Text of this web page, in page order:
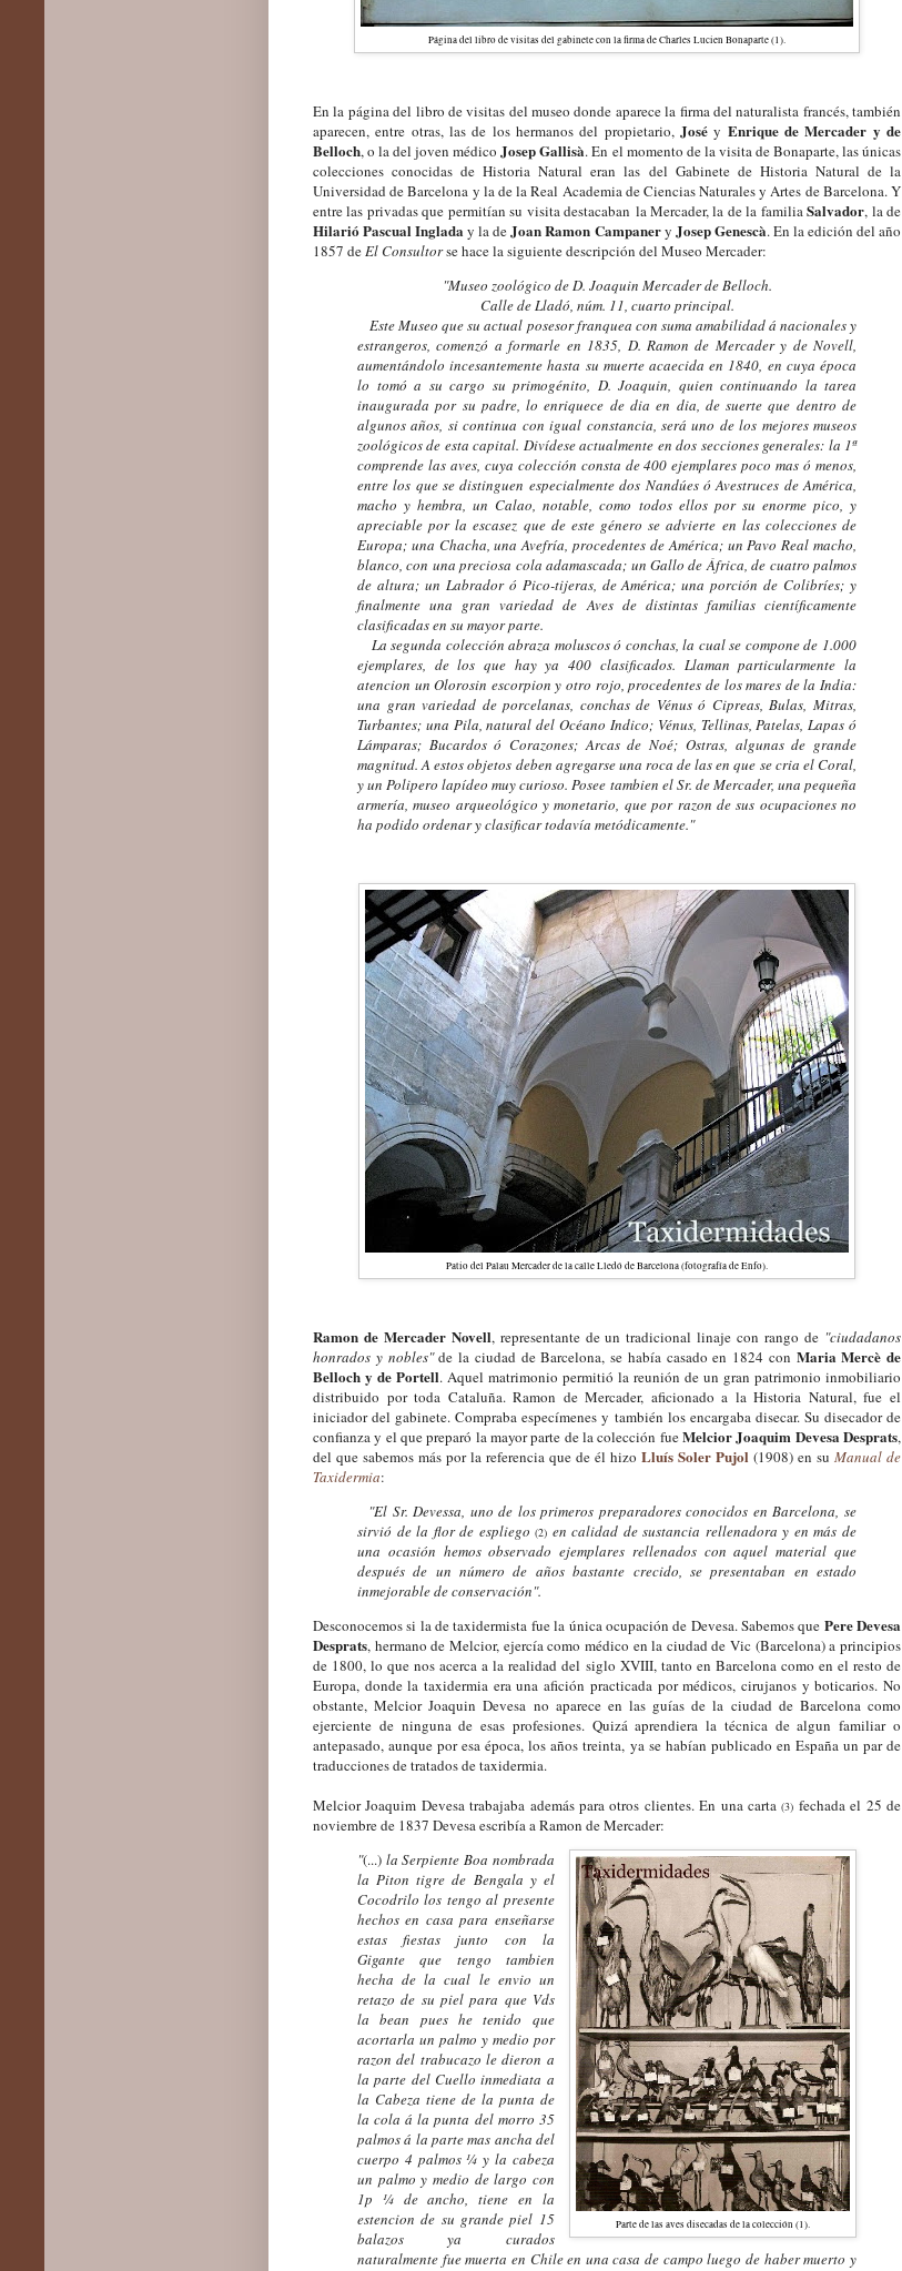
Página del libro de visitas del gabinete con la firma de Charles Lucien Bonaparte (1).
En la página del libro de visitas del museo donde aparece la firma del naturalista francés, también
aparecen, entre otras, las de los hermanos del propietario, José y Enrique de Mercader y de
Belloch, o la del joven médicoJosep Gallisà. En el momento de la visita de Bonaparte, las únicas
colecciones conocidas de Historia Natural eran las del Gabinete de Historia Natural de la
Universidad de Barcelona y la de la Real Academia de Ciencias Naturales y Artes de Barcelona. Y
entre las privadas que permitían su visita destacaban la Mercader, la de la familiaSalvador, la de
Hilarió Pascual Inglada y la deJoan Ramon Campanery Josep Genescà. En la edición del año
1857 de El Consultorse hace la siguiente descripción del Museo Mercader:
"Museo zoológico de D. Joaquin Mercader de Belloch.
Calle de Lladó, núm. 11, cuarto principal.
Este Museo que su actual posesor franquea con suma amabilidad á nacionales y
estrangeros, comenzó a formarle en 1835, D. Ramon de Mercader y de Novell,
aumentándolo incesantemente hasta su muerte acaecida en 1840, en cuya época
lo tomó a su cargo su primogénito, D. Joaquin, quien continuando la tarea
inaugurada por su padre, lo enriquece de dia en dia, de suerte que dentro de
algunos años, si continua con igual constancia, será uno de los mejores museos
zoológicos de esta capital. Divídese actualmente en dos secciones generales: la 1ª
comprende las aves, cuya colección consta de 400 ejemplares poco mas ó menos,
entre los que se distinguen especialmente dos Nandúes ó Avestruces de América,
macho y hembra, un Calao, notable, como todos ellos por su enorme pico, y
apreciable por la escasez que de este género se advierte en las colecciones de
Europa; una Chacha, una Avefría, procedentes de América; un Pavo Real macho,
blanco, con una preciosa cola adamascada; un Gallo de África, de cuatro palmos
de altura; un Labrador ó Pico-tijeras, de América; una porción de Colibríes; y
finalmente una gran variedad de Aves de distintas familias científicamente
clasificadas en su mayor parte.
La segunda colección abraza moluscos ó conchas, la cual se compone de 1.000
ejemplares, de los que hay ya 400 clasificados. Llaman particularmente la
atencion un Olorosin escorpion y otro rojo, procedentes de los mares de la India:
una gran variedad de porcelanas, conchas de Vénus ó Cipreas, Bulas, Mitras,
Turbantes; una Pila, natural del Océano Indico; Vénus, Tellinas, Patelas, Lapas ó
Lámparas; Bucardos ó Corazones; Arcas de Noé; Ostras, algunas de grande
magnitud. A estos objetos deben agregarse una roca de las en que se cria el Coral,
y un Polipero lapídeo muy curioso. Posee tambien el Sr. de Mercader, una pequeña
armería, museo arqueológico y monetario, que por razon de sus ocupaciones no
ha podido ordenar y clasificar todavía metódicamente."
Patio del Palau Mercader de la calle Lledó de Barcelona (fotografía de Enfo).
Ramon de Mercader Novell, representante de un tradicional linaje con rango de "ciudadanos
honrados y nobles"de la ciudad de Barcelona, se había casado en 1824 con Maria Mercè de
Belloch y de Portell. Aquel matrimonio permitió la reunión de un gran patrimonio inmobiliario
distribuido por toda Cataluña. Ramon de Mercader, aficionado a la Historia Natural, fue el
iniciador del gabinete. Compraba especímenes y también los encargaba disecar. Su disecador de
confianza y el que preparó la mayor parte de la colección fueMelcior Joaquim Devesa Desprats,
del que sabemos más por la referencia que de él hizo Lluís Soler Pujol (1908) en su Manual de
Taxidermia:
"El Sr. Devessa, uno de los primeros preparadores conocidos en Barcelona, se
sirvió de la flor de espliego(2) en calidad de sustancia rellenadora y en más de
una ocasión hemos observado ejemplares rellenados con aquel material que
después de un número de años bastante crecido, se presentaban en estado
inmejorable de conservación".
Desconocemos si la de taxidermista fue la única ocupación de Devesa. Sabemos que Pere Devesa
Desprats, hermano de Melcior, ejercía como médico en la ciudad de Vic (Barcelona) a principios
de 1800, lo que nos acerca a la realidad del siglo XVIII, tanto en Barcelona como en el resto de
Europa, donde la taxidermia era una afición practicada por médicos, cirujanos y boticarios. No
obstante, Melcior Joaquin Devesa no aparece en las guías de la ciudad de Barcelona como
ejerciente de ninguna de esas profesiones.Quizá aprendiera la técnica de algun familiar o
antepasado, aunque por esa época, los años treinta, ya se habían publicado en España un par de
traducciones de tratados de taxidermia.
Melcior Joaquim Devesa trabajaba además para otros clientes. En una carta(3) fechada el 25 de
noviembre de 1837 Devesa escribía a Ramon de Mercader:
Parte de las aves disecadas de la colección (1).
"(...) la Serpiente Boa nombrada
la Piton tigre de Bengala y el
Cocodrilo los tengo al presente
hechos en casa para enseñarse
estas fiestas junto con la
Gigante que tengo tambien
hecha de la cual le envio un
retazo de su piel para que Vds
la bean pues he tenido que
acortarla un palmo y medio por
razon del trabucazo le dieron a
la parte del Cuello inmediata a
la Cabeza tiene de la punta de
la cola á la punta del morro 35
palmos á la parte mas ancha del
cuerpo 4 palmos ¼ y la cabeza
un palmo y medio de largo con
1p ¼ de ancho, tiene en la
estencion de su grande piel 15
balazos ya curados
naturalmente fue muerta en Chile en una casa de campo luego de haber muerto y